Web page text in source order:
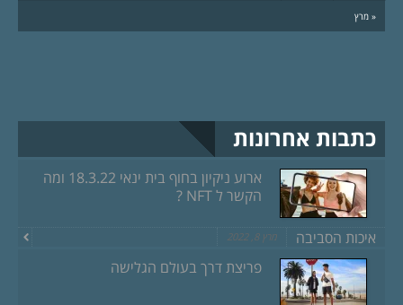
« מרץ
כתבות אחרונות
ארוע ניקיון בחוף בית ינאי 18.3.22 ומה
הקשר ל NFT ?
איכות הסביבה מרץ 8, 2022
פריצת דרך בעולם הגלישה